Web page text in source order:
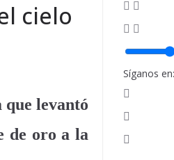
cielo
que levantó
de oro a la
Síganos en: